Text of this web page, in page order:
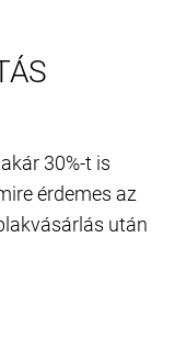
30%-t is
érdemes az
után